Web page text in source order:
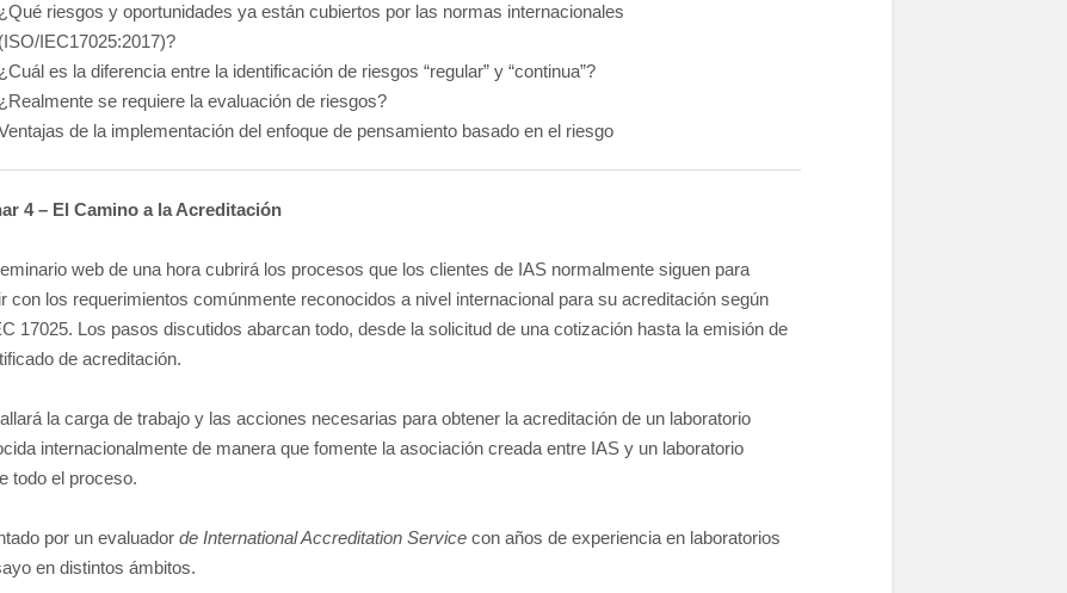
¿Qué riesgos y oportunidades ya están cubiertos por las normas internacionales
(ISO/IEC17025:2017)?
¿Cuál es la diferencia entre la identificación de riesgos “regular” y “continua”?
¿Realmente se requiere la evaluación de riesgos?
de la implementación del enfoque de pensamiento basado en el riesgo
4 – El Camino a la Acreditación
web de una hora cubrirá los procesos que los clientes de IAS normalmente siguen para
con los requerimientos comúnmente reconocidos a nivel internacional para su acreditación según
17025. Los pasos discutidos abarcan todo, desde la solicitud de una cotización hasta la emisión de
de acreditación.
la carga de trabajo y las acciones necesarias para obtener la acreditación de un laboratorio
internacionalmente de manera que fomente la asociación creada entre IAS y un laboratorio
todo el proceso.
por un evaluador de International Accreditation Service con años de experiencia en laboratorios
en distintos ámbitos.